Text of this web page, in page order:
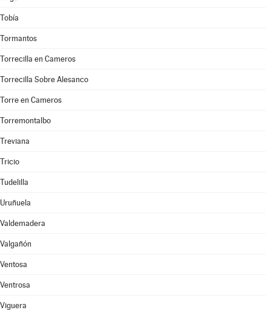
Tobía
Tormantos
Torrecilla en Cameros
Torrecilla Sobre Alesanco
Torre en Cameros
Torremontalbo
Treviana
Tricio
Tudelilla
Uruñuela
Valdemadera
Valgañón
Ventosa
Ventrosa
Viguera